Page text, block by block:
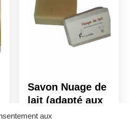
aux
Savon Nuage de
lait (adapté aux
enfants et peaux